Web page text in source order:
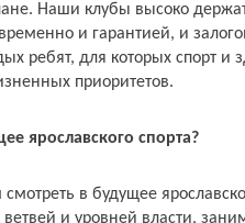
Наши клубы высоко держат
и гарантией, и
ребят, для которых спорт и
приоритетов.
ярославского спорта?
в будущее
ветвей и уровней власти,